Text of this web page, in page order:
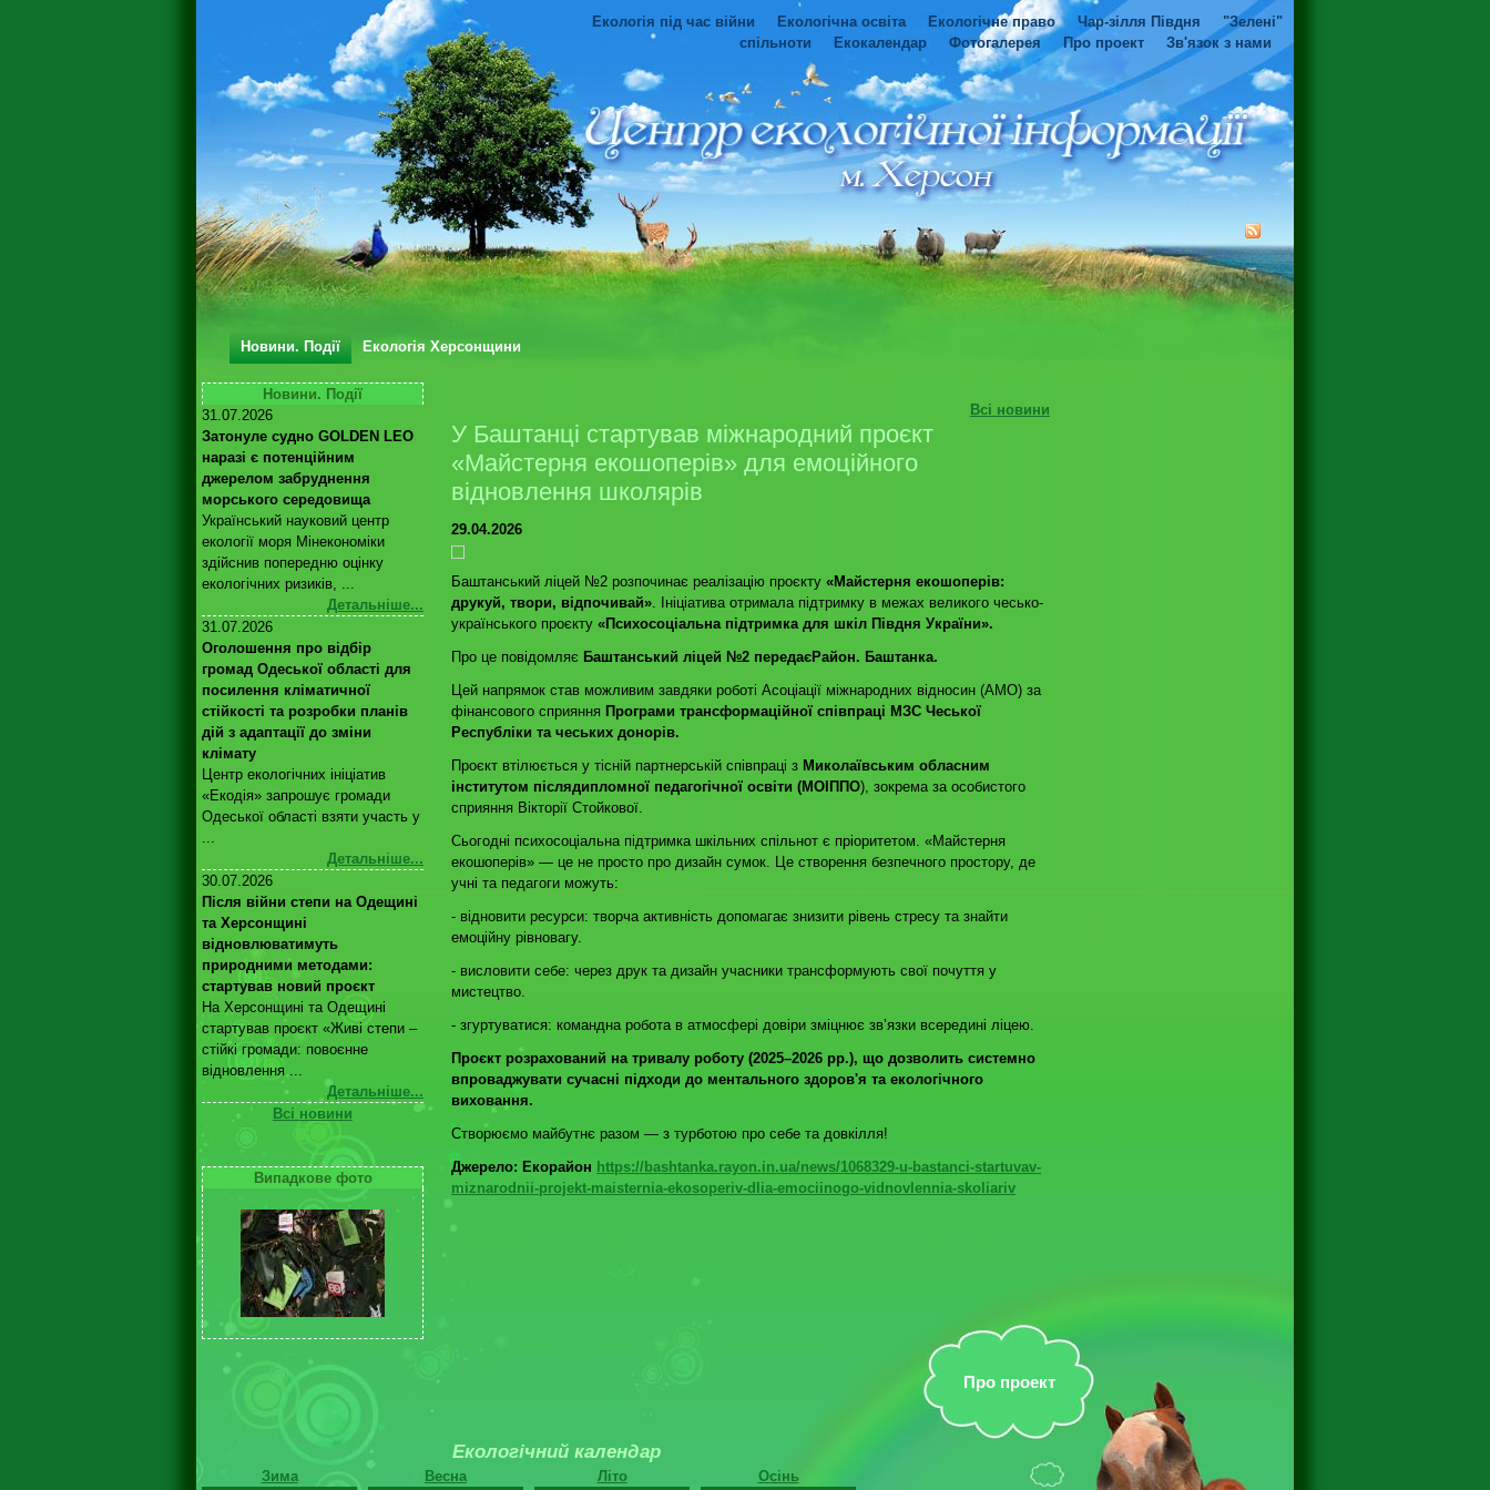
Екологія під час війни Екологічна освіта Екологічне право Чар-зілля Півдня
"Зелені"
спільноти
Екокалендар Фотогалерея Про проект Зв'язок з нами
Новини. Події Екологія Херсонщини
Новини. Події
31.07.2026
Затонуле судно GOLDEN LEO
наразі є потенційним
джерелом забруднення
морського середовища
Український науковий центр
екології моря Мінекономіки
здійснив попередню оцінку
екологічних ризиків, ...
Детальніше...
31.07.2026
Оголошення про відбір
громад Одеської області для
посилення кліматичної
стійкості та розробки планів
дій з адаптації до зміни
клімату
Центр екологічних ініціатив
«Екодія» запрошує громади
Одеської області взяти участь у
...
Детальніше...
30.07.2026
Після війни степи на Одещині
та Херсонщині
відновлюватимуть
природними методами:
стартував новий проєкт
На Херсонщині та Одещині
стартував проєкт «Живі степи –
стійкі громади: повоєнне
відновлення ...
Детальніше...
Всі новини
Випадкове фото
Всі новини
У Баштанці стартував міжнародний проєкт
«Майстерня екошоперів» для емоційного
відновлення школярів
29.04.2026
Баштанський ліцей №2 розпочинає реалізацію проєкту «Майстерня екошоперів:
друкуй, твори, відпочивай» . Ініціатива отримала підтримку в межах великого чесько-
українського проєкту «Психосоціальна підтримка для шкіл Півдня України».
Про це повідомляє Баштанський ліцей №2 передаєРайон. Баштанка.
Цей напрямок став можливим завдяки роботі Асоціації міжнародних відносин (AMO) за
фінансового сприяння Програми трансформаційної співпраці МЗС Чеської
Республіки та чеських донорів.
Проєкт втілюється у тісній партнерській співпраці з Миколаївським обласним
інститутом післядипломної педагогічної освіти (МОІППО), зокрема за особистого
сприяння Вікторії Стойкової.
Сьогодні психосоціальна підтримка шкільних спільнот є пріоритетом. «Майстерня
екошоперів» — це не просто про дизайн сумок. Це створення безпечного простору, де
учні та педагоги можуть:
- відновити ресурси: творча активність допомагає знизити рівень стресу та знайти
емоційну рівновагу.
- висловити себе: через друк та дизайн учасники трансформують свої почуття у
мистецтво.
- згуртуватися: командна робота в атмосфері довіри зміцнює зв’язки всередині ліцею.
Проєкт розрахований на тривалу роботу (2025–2026 рр.), що дозволить системно
впроваджувати сучасні підходи до ментального здоров'я та екологічного
виховання.
Створюємо майбутнє разом — з турботою про себе та довкілля!
Джерело: Екорайон https://bashtanka.rayon.in.ua/news/1068329-u-bastanci-startuvav-
miznarodnii-projekt-maisternia-ekosoperiv-dlia-emociinogo-vidnovlennia-skoliariv
Екологічний календар
Зима Весна Літо Осінь
Про проект